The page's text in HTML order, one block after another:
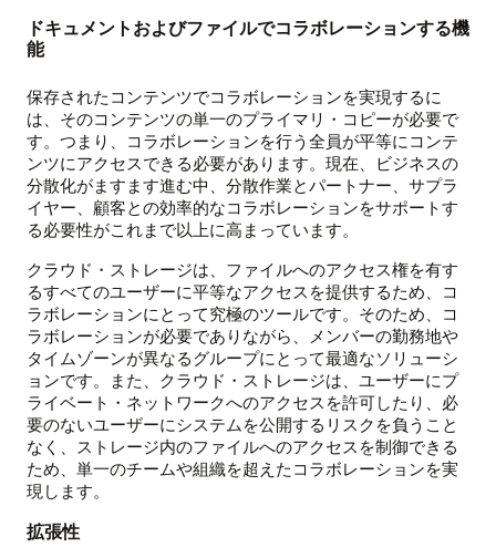
ドキュメントおよびファイルでコラボレーションする機
能
保存されたコンテンツでコラボレーションを実現するに
は、そのコンテンツの単一のプライマリ・コピーが必要で
す。つまり、コラボレーションを行う全員が平等にコンテ
ンツにアクセスできる必要があります。現在、ビジネスの
分散化がますます進む中、分散作業とパートナー、サプラ
イヤー、顧客との効率的なコラボレーションをサポートす
る必要性がこれまで以上に高まっています。
クラウド・ストレージは、ファイルへのアクセス権を有す
るすべてのユーザーに平等なアクセスを提供するため、コ
ラボレーションにとって究極のツールです。そのため、コ
ラボレーションが必要でありながら、メンバーの勤務地や
タイムゾーンが異なるグループにとって最適なソリューシ
ョンです。また、クラウド・ストレージは、ユーザーにプ
ライベート・ネットワークへのアクセスを許可したり、必
要のないユーザーにシステムを公開するリスクを負うこと
なく、ストレージ内のファイルへのアクセスを制御できる
ため、単一のチームや組織を超えたコラボレーションを実
現します。
拡張性